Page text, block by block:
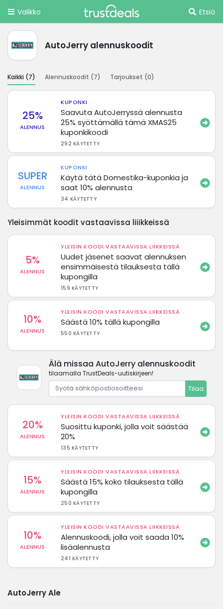
Valikko Etsiä
AutoJerry alennuskoodit
Kaikki (7) Alennuskoodit (7) Tarjoukset (0)
25%
ALENNUS
KUPONKI
Saavuta AutoJerryssä alennusta
25% syöttämällä tämä XMAS25
kuponkikoodi
292 KÄYTETTY
SUPER
ALENNUS
KUPONKI
Käytä tätä Domestika-kuponkia ja
saat 10% alennusta
34 KÄYTETTY
Yleisimmät koodit vastaavissa liiikkeissä
5%
ALENNUS
YLEISIN KOODI VASTAAVISSA LIIKKEISSÄ
Uudet jäsenet saavat alennuksen
ensimmäisestä tilauksesta tällä
kupongilla
159 KÄYTETTY
10%
ALENNUS
YLEISIN KOODI VASTAAVISSA LIIKKEISSÄ
Säästä 10% tällä kupongilla
550 KÄYTETTY
Älä missaa AutoJerry alennuskoodit
tilaamalla TrustDeals-uutiskirjeen!
Tilaa
20%
ALENNUS
YLEISIN KOODI VASTAAVISSA LIIKKEISSÄ
Suosittu kuponki, jolla voit säästää
20%
135 KÄYTETTY
15%
ALENNUS
YLEISIN KOODI VASTAAVISSA LIIKKEISSÄ
Säästä 15% koko tilauksesta tällä
kupongilla
250 KÄYTETTY
10%
ALENNUS
YLEISIN KOODI VASTAAVISSA LIIKKEISSÄ
Alennuskoodi, jolla voit saada 10%
lisäalennusta
241 KÄYTETTY
AutoJerry Ale